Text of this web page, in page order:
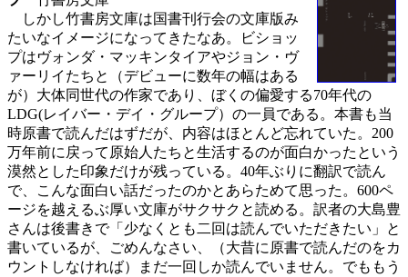
しかし竹書房文庫は国書刊行会の文庫版み
たいなイメージになってきたなあ。ビショッ
プはヴォンダ・マッキンタイアやジョン・ヴ
ァーリイたちと（デビューに数年の幅はある
が）大体同世代の作家であり、ぼくの偏愛する70年代の
LDG(レイバー・デイ・グループ）の一員である。本書も当
時原書で読んだはずだが、内容はほとんど忘れていた。200
万年前に戻って原始人たちと生活するのが面白かったという
漠然とした印象だけが残っている。40年ぶりに翻訳で読ん
で、こんな面白い話だったのかとあらためて思った。600ペ
ージを越えるぶ厚い文庫がサクサクと読める。訳者の大島豊
さんは後書きで「少なくとも二回は読んでいただきたい」と
書いているが、ごめんなさい、（大昔に原書で読んだのをカ
ウントしなければ）まだ一回しか読んでいません。でももう